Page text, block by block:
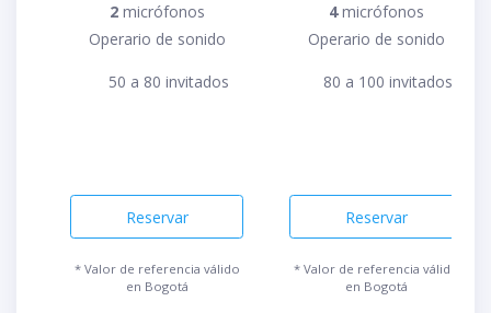
2micrófonos
Operario de sonido
50 a 80 invitados
Reservar
* Valor de referencia válido
en Bogotá
4micrófonos
Operario de sonido
80 a 100 invitados
Reservar
* Valor de referencia válido
en Bogotá